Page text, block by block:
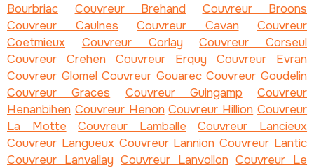
Bourbriac
Couvreur Brehand
Couvreur Broons
Couvreur Caulnes
Couvreur Cavan
Couvreur
Coetmieux
Couvreur Corlay
Couvreur Corseul
Couvreur Crehen
Couvreur Erquy
Couvreur Evran
Couvreur Glomel Couvreur Gouarec Couvreur Goudelin
Couvreur Graces
Couvreur Guingamp
Couvreur
Henanbihen Couvreur Henon Couvreur Hillion Couvreur
La Motte
Couvreur Lamballe
Couvreur Lancieux
Couvreur Langueux Couvreur Lannion Couvreur Lantic
Couvreur Lanvallay Couvreur Lanvollon Couvreur Le